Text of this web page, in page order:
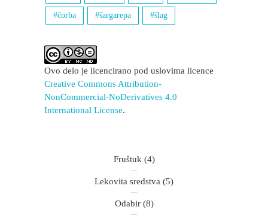
čorba šargarepa šlag
Ovo delo je licencirano pod uslovima licence
Creative Commons Attribution-
NonCommercial-NoDerivatives 4.0
International License.
Fruštuk (4)
Lekovita sredstva (5)
Odabir(8)